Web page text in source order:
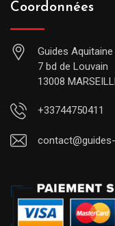
Coordonnées
Guides
7 bd de Louvain
13008
+33744750411